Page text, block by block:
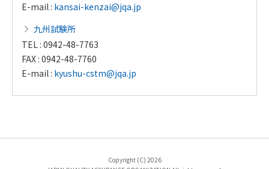
E-mail : kansai-kenzai@jqa.jp
九州試験所
TEL : 0942-48-7763
FAX : 0942-48-7760
E-mail : kyushu-cstm@jqa.jp
Copyright (C) 2026